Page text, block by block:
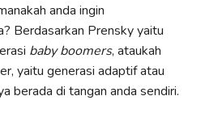
anda ingin
Berdasarkan Prensky yaitu
baby boomers, ataukah
yaitu generasi adaptif atau
berada di tangan anda sendiri.